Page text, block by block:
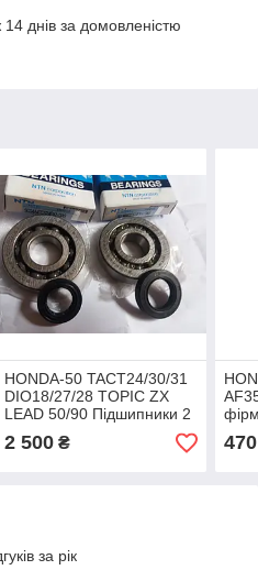
днів за домовленістю
HONDA-50 TACT24/30/31
DIO18/27/28 TOPIC ZX
LEAD 50/90 Підшипники 2
шт. фірма NTN Оригінал +
сальники KOK Тайвань
2 500₴ 470
за рік